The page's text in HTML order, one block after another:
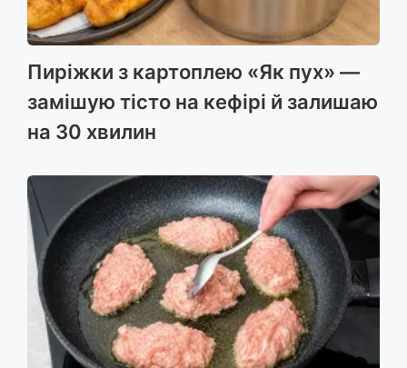
Пиріжки з картоплею «Як пух» —
замішую тісто на кефірі й залишаю
на 30 хвилин